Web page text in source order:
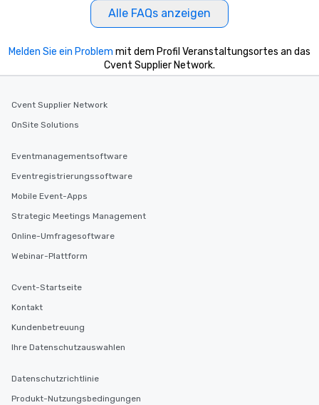
Alle FAQs anzeigen
Melden Sie ein Problem mit dem Profil Veranstaltungsortes an das
Cvent Supplier Network.
Cvent Supplier Network
OnSite Solutions
Eventmanagementsoftware
Eventregistrierungssoftware
Mobile Event-Apps
Strategic Meetings Management
Online-Umfragesoftware
Webinar-Plattform
Cvent-Startseite
Kontakt
Kundenbetreuung
Ihre Datenschutzauswahlen
Datenschutzrichtlinie
Produkt-Nutzungsbedingungen